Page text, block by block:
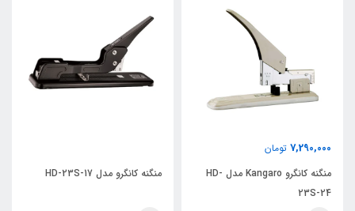
7,290,000 تومان
منگنه کانگرو Kangaro مدل HD-
23S-24
منگنه کانگرو مدل HD-23S-17